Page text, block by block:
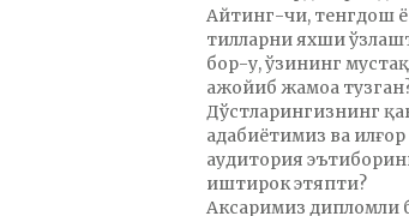
Айтинг-чи, тенгдош
тилларни яхши
бор-у, ўзининг
ажойиб жамоа
Дўстларингизнинг
адабиётимиз ва
аудитория
иштирок этяпти?
Аксаримиз дипломли